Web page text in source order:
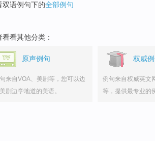
双语例句下的全部例句
看看其他分类：
原声例句
来自VOA、美剧等，您可以边
剧边学地道的美语。
权威
例句来自权威英文
等，提供最专业的